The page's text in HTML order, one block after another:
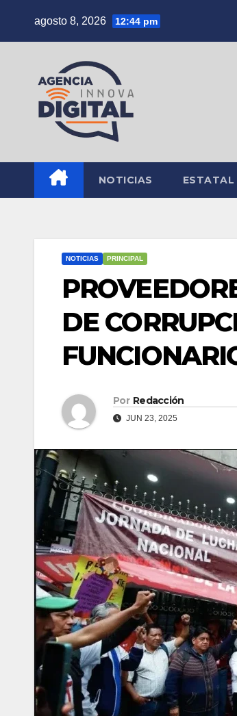
agosto 8, 2026 12:44 pm
NOTICIAS ESTATAL
NOTICIAS PRINCIPAL
DE
Por Redacción
JUN 23, 2025